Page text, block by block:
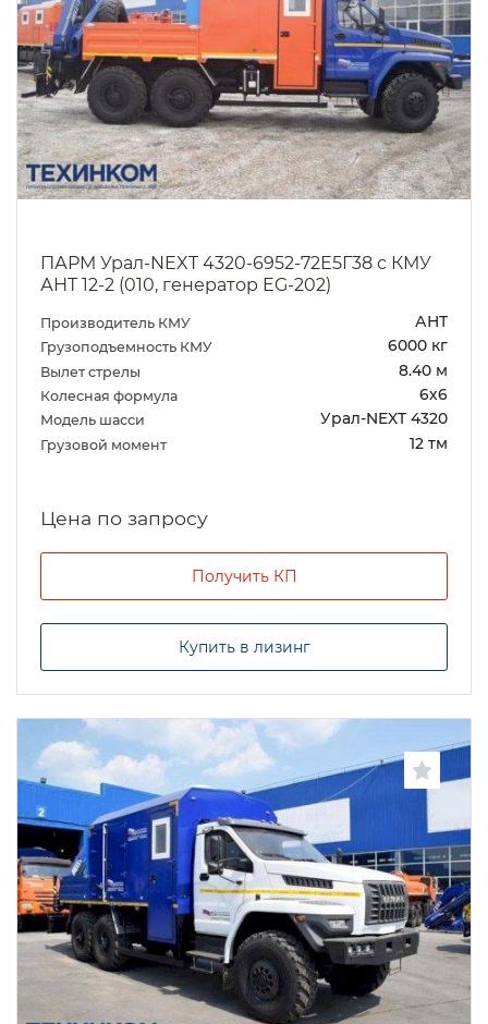
ПАРМ Урал-NEXT 4320-6952-72Е5Г38 с КМУ
АНТ 12-2 (010, генератор EG-202)
Производитель КМУ АНТ
Грузоподъемность КМУ 6000 кг
Вылет стрелы 8.40 м
Колесная формула 6х6
Модель шасси Урал-NEXT 4320
Грузовой момент 12 тм
Цена по запросу
Получить КП
Купить в лизинг